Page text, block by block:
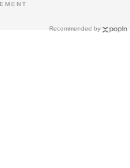
Recommended by